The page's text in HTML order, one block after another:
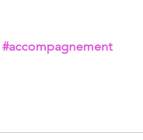
#accompagnement